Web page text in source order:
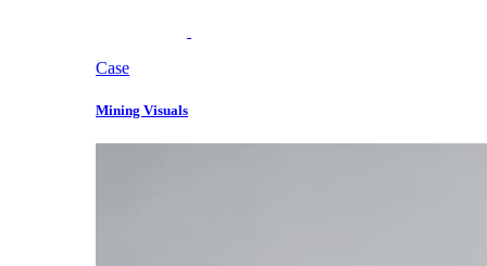
Case
Mining Visuals